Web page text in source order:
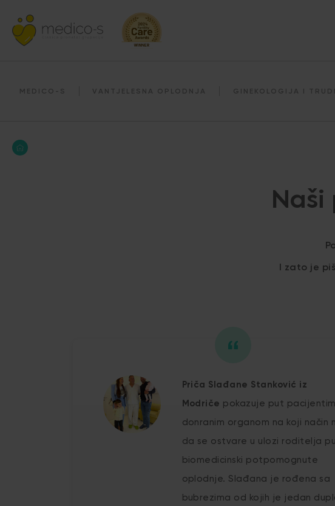
MEDICO-S VANTJELESNA OPLODNJA GINEKOLOGIJA I
I zato je
Priča Slađane Stanković iz
Modriče pokazuje put
donranim organom na koji način
da se ostvare u ulozi roditelja
biomedicinski potpomognute
oplodnje. Slađana je rođena sa
bubrezima od kojih je jedan